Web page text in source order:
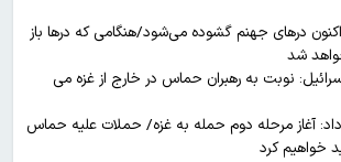
اکنون درهای جهنم گشوده می‌شود/هنگامی که درها باز
شد
نوبت به رهبران حماس در خارج از غزه می
آغاز مرحله دوم حمله به غزه/ حملات علیه حماس
خواهیم کرد